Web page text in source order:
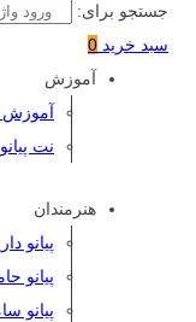
جستجو برای:
سبد خرید 0
آموزش
آموزش
نت پیانو
هنرمندان
پیانو
پیانو
پیانو